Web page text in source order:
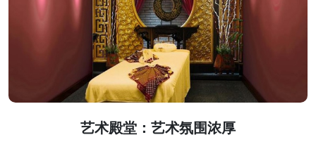
艺术殿堂：艺术氛围浓厚